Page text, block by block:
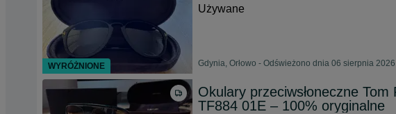
Używane
Gdynia, Orłowo - Odświeżono dnia 06 sierpnia 2026
Okulary przeciwsłoneczne
TF884 01E – 100% oryginalne
WYRÓŻNIONE